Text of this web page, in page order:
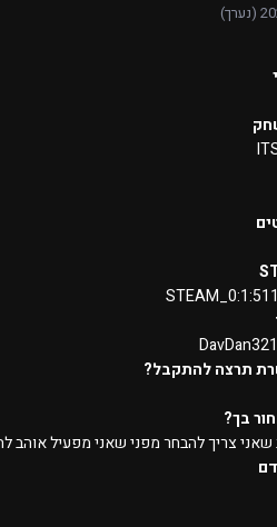
(נערך)
תרצה להתקבל?
בך?
צריך להבחר מפני שאני מפעיל אוהב